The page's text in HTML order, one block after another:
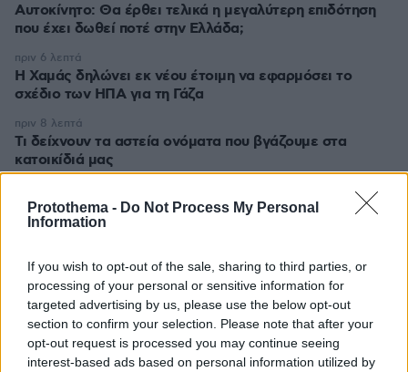
Protothema - Do Not Process My Personal
Information
If you wish to opt-out of the sale, sharing to third parties, or
processing of your personal or sensitive information for
targeted advertising by us, please use the below opt-out
section to confirm your selection. Please note that after your
opt-out request is processed you may continue seeing
interest-based ads based on personal information utilized by
Αυτοκίνητο: Θα έρθει τελικά η μεγαλύτερη επιδότηση
που έχει δωθεί ποτέ στην Ελλάδα;
Η Χαμάς δηλώνει εκ νέου έτοιμη να εφαρμόσει το
σχέδιο των ΗΠΑ για τη Γάζα
πριν 6 λεπτά
Τι δείχνουν τα αστεία ονόματα που βγάζουμε στα
κατοικίδιά μας
πριν 8 λεπτά
Αυτό το ανδρικό σώμα κερδίζει τις εντυπώσεις,
σύμφωνα με έρευνα – Και δεν έχει κοιλιακούς!
Κλείνει τα μεσάνυχτα ο λόφος Φινόπουλου στην Αθήνα
λόγω αυξημένου κινδύνου εκδήλωσης πυρκαγιάς
Αργεντινή, Μπαρτσελόνα και Ρεάλ Μαδρίτης
αποχαιρέτησαν τον πατέρα του Λιονέλ Μέσι
πριν 26 λεπτά